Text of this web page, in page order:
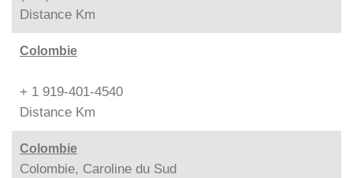
Distance Km
Colombie
+ 1 919-401-4540
Distance Km
Colombie
Colombie, Caroline du Sud